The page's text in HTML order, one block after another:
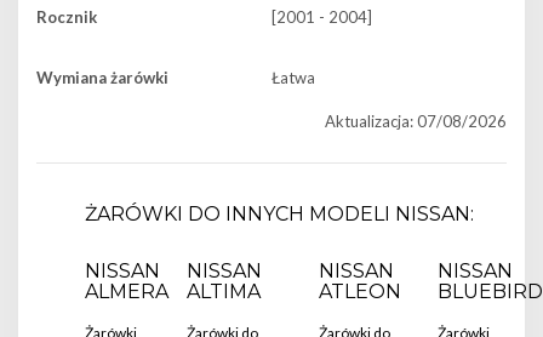
Rocznik [2001 - 2004]
Wymiana żarówki Łatwa
Aktualizacja: 07/08/2026
ŻARÓWKI DO INNYCH MODELI NISSAN:
NISSAN
ALMERA
Żarówki
NISSAN
ALTIMA
Żarówki do
NISSAN
ATLEON
Żarówki do
NISSAN
BLUEBIRD
Żarówki